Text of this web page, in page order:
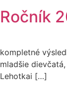
Ročník
kompletné
mladšie
Lehotkai […]